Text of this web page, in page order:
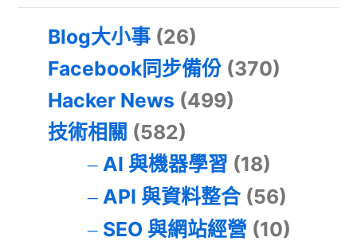
Blog大小事 (26)
Facebook同步備份 (370)
Hacker News (499)
技術相關 (582)
AI 與機器學習 (18)
API 與資料整合(56)
SEO 與網站經營 (10)